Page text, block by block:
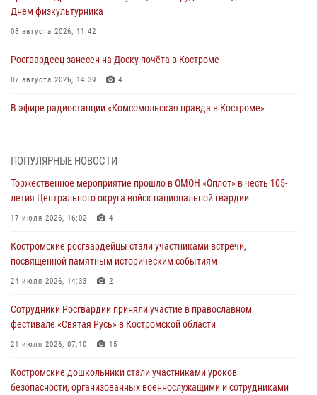
Днем физкультурника
08 августа 2026, 11:42
Росгвардеец занесен на Доску почёта в Костроме
07 августа 2026, 14:39 4
В эфире радиостанции «Комсомольская правда в Костроме»
организационно-штатных подразделений Росгвардии с
профессиональным праздником
07 августа 2026, 10:56
Сотрудники подразделений лицензионно-разрешительной работы
провели более двух тысяч проверок у костромских владельцев
гражданского оружия
В Костромской области продолжается проведение акции «Каникулы
с Росгвардией»
В Росгвардии по Костромской области проходят мероприятия,
ПОПУЛЯРНЫЕ НОВОСТИ
Торжественное мероприятие прошло в ОМОН «Оплот» в честь 105-
летия Центрального округа войск национальной гвардии
17 июля 2026, 16:02 4
Костромские росгвардейцы стали участниками встречи,
посвященной памятным историческим событиям
24 июля 2026, 14:33 2
Сотрудники Росгвардии приняли участие в православном
фестивале «Святая Русь» в Костромской области
21 июля 2026, 07:10 15
Костромские дошкольники стали участниками уроков
безопасности, организованных военнослужащими и сотрудниками